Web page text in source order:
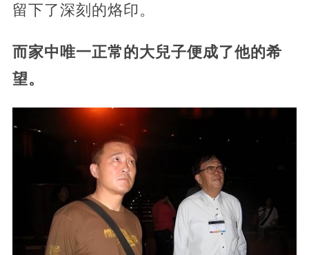
留下了深刻的烙印。
而家中唯一正常的大兒子便成了他的希
望。